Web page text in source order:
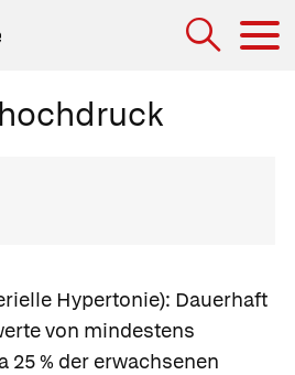
Hypertonie): Dauerhaft
von mindestens
25 % der erwachsenen